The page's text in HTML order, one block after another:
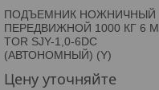
ПОДЪЕМНИК НОЖНИЧНЫЙ
ПЕРЕДВИЖНОЙ 1000 КГ 6 М
TOR SJY-1,0-6DC
(АВТОНОМНЫЙ) (Y)
Цену уточняйте